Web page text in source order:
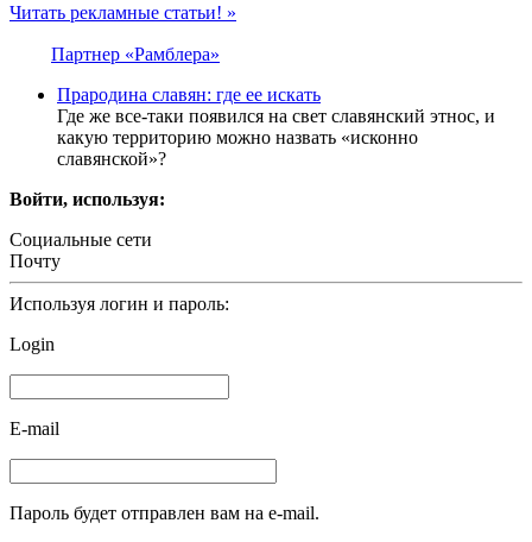
Читать рекламные статьи! »
Партнер «Рамблера»
Прародина славян: где ее искать
Где же все-таки появился на свет славянский этнос, и
какую территорию можно назвать «исконно
славянской»?
Войти, используя:
Социальные сети
Почту
Используя логин и пароль:
Login
E-mail
Пароль будет отправлен вам на e-mail.